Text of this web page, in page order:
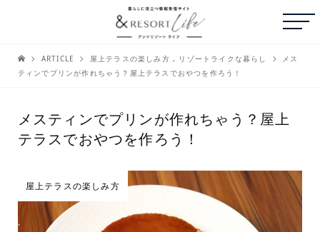
ARTICLE 屋上テラスの楽しみ方 , リゾートライクな暮らし
メス
ティンでプリンが作れちゃう？屋上テラスでおやつを作ろう！
メスティンでプリンが作れちゃう？屋上
テラスでおやつを作ろう！
屋上テラスの楽しみ方